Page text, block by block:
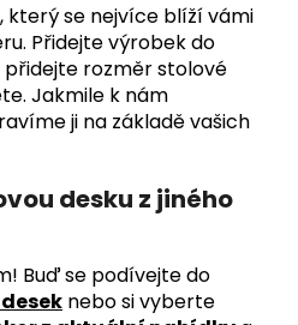
který se nejvíce blíží vámi
Přidejte výrobek do
rozměr stolové
Jakmile k nám
ji na základě vašich
desku z jiného
Buď se podívejte do
nebo si vyberte